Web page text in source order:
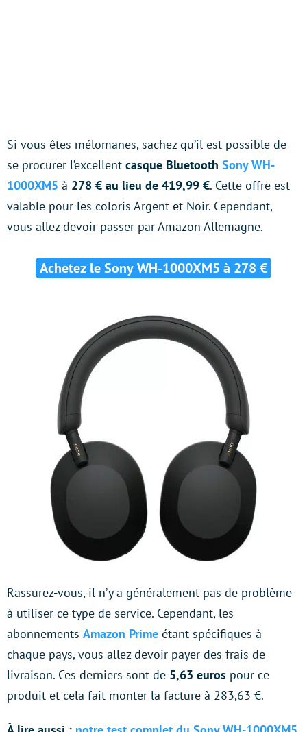
Si vous êtes mélomanes, sachez qu’il est possible de
se procurer l’excellent casque Bluetooth Sony WH-
1000XM5 à 278 € au lieu de 419,99 €. Cette offre est
valable pour les coloris Argent et Noir. Cependant,
vous allez devoir passer par Amazon Allemagne.
Achetez le Sony WH-1000XM5 à 278 €
Rassurez-vous, il n’y a généralement pas de problème
à utiliser ce type de service. Cependant, les
abonnements Amazon Prime étant spécifiques à
chaque pays, vous allez devoir payer des frais de
livraison. Ces derniers sont de 5,63 euros pour ce
produit et cela fait monter la facture à 283,63 €.